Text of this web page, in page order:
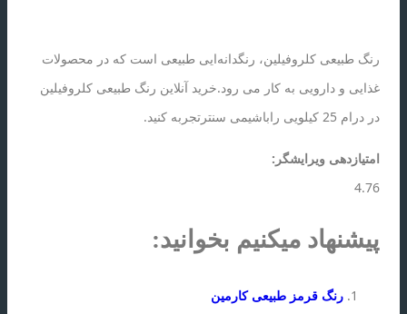
رنگ طبیعی کلروفیلین، رنگدانه‌ایی طبیعی است که در محصولات
غذایی و دارویی به کار می رود.خرید آنلاین رنگ طبیعی کلروفیلین
در درام 25 کیلویی راباشیمی سنترتجربه کنید.
امتیازدهی ویرایشگر:
4.76
پیشنهاد میکنیم بخوانید:
رنگ قرمز طبیعی کارمین